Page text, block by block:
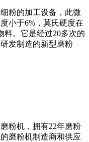
粉的加工设备，此微
小于6%，莫氏硬度在
料。它是经过20多次的
发制造的新型磨粉
粉机，拥有22年磨粉
磨粉机制造商和供应